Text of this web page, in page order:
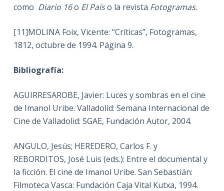
como Diario 16o El Paíso la revista Fotogramas.
[11]MOLINA Foix, Vicente: “Críticas”, Fotogramas,
1812, octubre de 1994. Página 9.
Bibliografía:
AGUIRRESAROBE, Javier: Luces y sombras en el cine
de Imanol Uribe. Valladolid: Semana Internacional de
Cine de Valladolid: SGAE, Fundación Autor, 2004.
ANGULO, Jesús; HEREDERO, Carlos F. y
REBORDITOS, José Luis (eds.): Entre el documental y
la ficción. El cine de Imanol Uribe. San Sebastián:
Filmoteca Vasca: Fundación Caja Vital Kutxa, 1994.